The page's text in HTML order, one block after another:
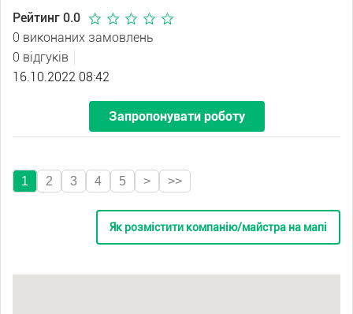
Рейтинг 0.0
0 виконаних замовлень
0 відгуків
16.10.2022 08:42
Запропонувати роботу
1 2 3 4 5 > >>
Як розмістити компанію/майстра на мапі